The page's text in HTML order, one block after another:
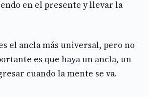
en el presente y llevar la
el ancla más universal, pero no
es que haya un ancla, un
cuando la mente se va.